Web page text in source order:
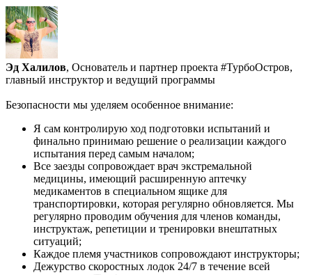
Эд Халилов, Основатель и партнер проекта #ТурбоОстров,
главный инструктор и ведущий программы
Безопасности мы уделяем особенное внимание:
Я сам контролирую ход подготовки испытаний и
финально принимаю решение о реализации каждого
испытания перед самым началом;
Все заезды сопровождает врач экстремальной
медицины, имеющий расширенную аптечку
медикаментов в специальном ящике для
транспортировки, которая регулярно обновляется. Мы
регулярно проводим обучения для членов команды,
инструктаж, репетиции и тренировки внештатных
ситуаций;
Каждое племя участников сопровождают инструкторы;
Дежурство скоростных лодок 24/7 в течение всей